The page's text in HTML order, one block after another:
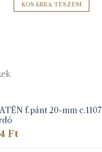
KOSÁRBA TESZEM
f.pánt 20-mm c.1107
Ft